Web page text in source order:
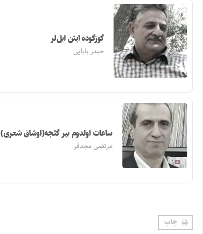
گوزگوده ایتن ایل‌لر
حیدر بابایی
ساعات اولدوم بیر گئجه(اوشاق شعری)
مرتضی مجدفر
چاپ